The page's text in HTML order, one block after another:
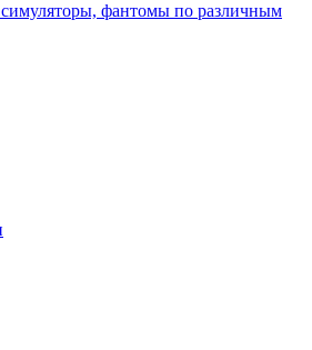
фантомы по различным